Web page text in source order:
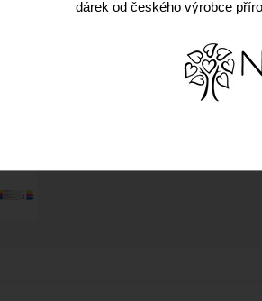
dárek od českého výrobce